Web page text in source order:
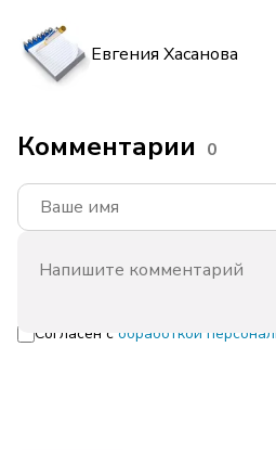
Евгения Хасанова
Комментарии 0
Согласен с обработкой